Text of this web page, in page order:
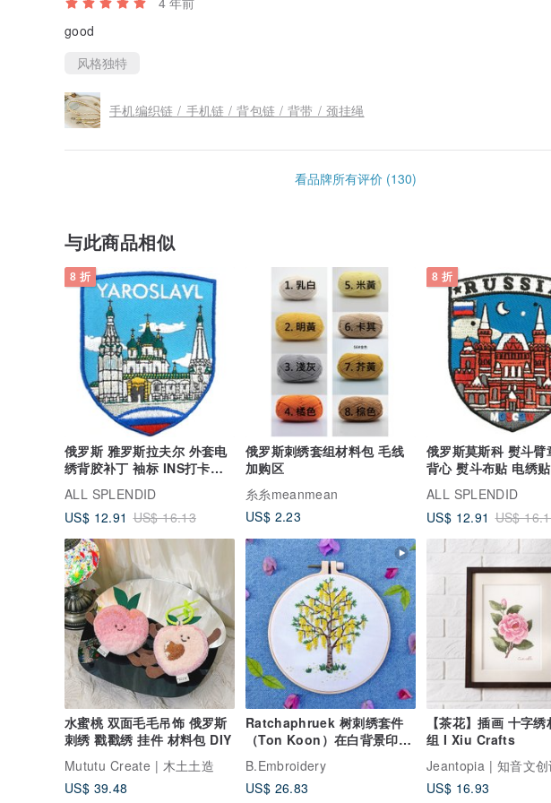
good
风格独特
手机编织链 / 手机链 / 背包链 / 背带 / 颈挂绳
看品牌所有评价 (130)
与此商品相似
8 折
俄罗斯 雅罗斯拉夫尔 外套电
绣背胶补丁 袖标 INS打卡地
标 布标
ALL SPLENDID
US$ 12.91 US$ 16.13
俄罗斯刺绣套组材料包 毛线
加购区
糸糸meanmean
US$ 2.23
8 折
俄罗斯莫斯科 熨斗臂
背心 熨斗布贴 电绣
烫刺绣
ALL SPLENDID
US$ 12.91 US$
水蜜桃 双面毛毛吊饰 俄罗斯
刺绣 戳戳绣 挂件 材料包 DIY
Mututu Create | 木土土造
US$ 39.48
Ratchaphruek 树刺绣套件
（Ton Koon）在白背景印花
布上，附有视频教程
B.Embroidery
US$ 26.83
【茶花】插画 十字
组 I Xiu Crafts
Jeantopia | 知音文创
US$ 16.93